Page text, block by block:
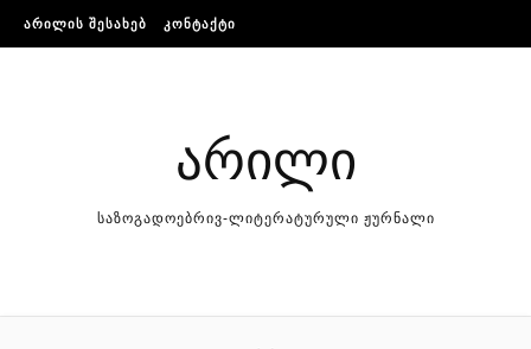
Skip to content
ᲐᲠᲘᲚᲘᲡ ᲨᲔᲡᲐᲮᲔᲑ ᲙᲝᲜᲢᲐᲥᲢᲘ
არილი
საზოგადოებრივ-ლიტერატურული ჟურნალი